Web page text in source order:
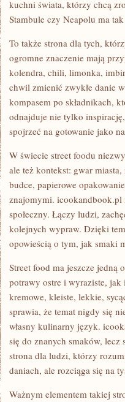
kuchni świata, którzy chcą
Stambule czy Neapolu ma
To także strona dla tych,
ogromne znaczenie mają
kolendra, chili, limonka,
chwil zmienić zwykłe danie
kompasem po składnikach,
odnajduje nie tylko
spojrzeć na gotowanie jako
W świecie street foodu
ale też kontekst: gwar
budce, papierowe
znajomymi. icookandbook.pl
społeczny. Łączy ludzi,
kolejnych wypraw. Dzięki
opowieścią o tym, jak smaki
Street food ma jeszcze jedną
potrawy ostre i wyraziste, jak
kremowe, kleiste, lekkie,
sprawia, że temat nigdy się
własny kulinarny język.
się do znanych smaków,
strona dla ludzi, którzy
daniach, ale rozciąga się na
Ważnym elementem takiej